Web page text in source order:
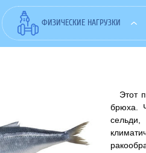
ФИЗИЧЕСКИЕ НАГРУЗКИ
Этот
брюха.
сельди,